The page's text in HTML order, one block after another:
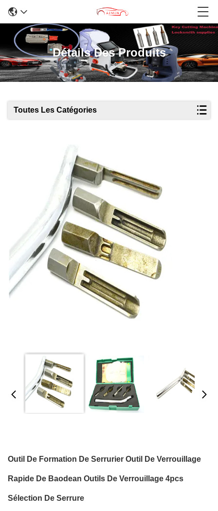
Détails Des Produits
Toutes Les Catégories
Outil De Formation De Serrurier Outil De Verrouillage
Rapide De Baodean Outils De Verrouillage 4pcs
Sélection De Serrure